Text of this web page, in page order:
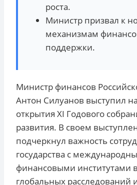
роста.
Министр призвал к
механизмам
поддержки.
Министр финансов
Антон Силуанов выступил
открытия XI Годового
развития. В своем
подчеркнул важность
государства с
финансовыми институтами
глобальных расследований